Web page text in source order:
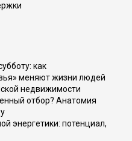
как
меняют жизни людей
недвижимости
отбор? Анатомия
энергетики: потенциал,